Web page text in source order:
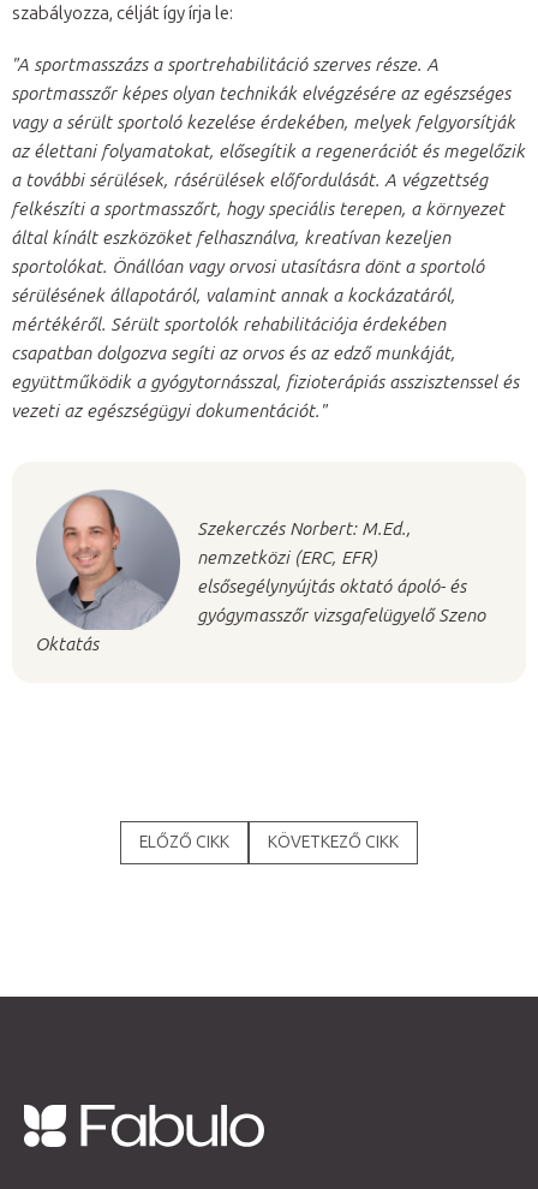
szabályozza, célját így írja le:
"A sportmasszázs a sportrehabilitáció szerves része. A
sportmasszőr képes olyan technikák elvégzésére az egészséges
vagy a sérült sportoló kezelése érdekében, melyek felgyorsítják
az élettani folyamatokat, elősegítik a regenerációt és megelőzik
a további sérülések, rásérülések előfordulását. A végzettség
felkészíti a sportmasszőrt, hogy speciális terepen, a környezet
által kínált eszközöket felhasználva, kreatívan kezeljen
sportolókat. Önállóan vagy orvosi utasításra dönt a sportoló
sérülésének állapotáról, valamint annak a kockázatáról,
mértékéről. Sérült sportolók rehabilitációja érdekében
csapatban dolgozva segíti az orvos és az edző munkáját,
együttműködik a gyógytornásszal, fizioterápiás asszisztenssel és
vezeti az egészségügyi dokumentációt."
Szekerczés Norbert: M.Ed.,
nemzetközi (ERC, EFR)
elsősegélynyújtás oktató ápoló- és
gyógymasszőr vizsgafelügyelő Szeno
Oktatás
ELŐZŐ CIKK KÖVETKEZŐ CIKK